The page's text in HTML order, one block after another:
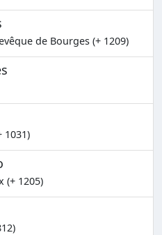
de Bourges (+ 1209)
1031)
(+ 1205)